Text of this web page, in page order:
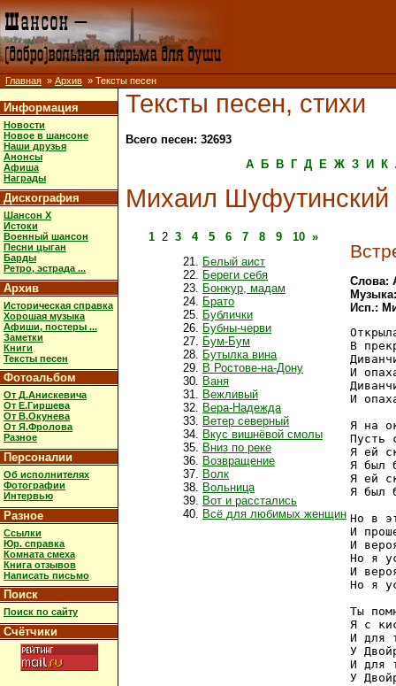
Главная » Архив » Тексты песен
Информация
Новости
Новое в шансоне
Наши друзья
Анонсы
Афиша
Награды
Дискография
Шансон X
Истоки
Военный шансон
Песни цыган
Барды
Ретро, эстрада ...
Архив
Историческая справка
Хорошая музыка
Афиши, постеры ...
Заметки
Книги
Тексты песен
Фотоальбом
От Д.Анискевича
От Е.Гиршева
От В.Окунева
От Я.Фролова
Разное
Персоналии
Об исполнителях
Фотографии
Интервью
Разное
Ссылки
Юр. справка
Комната смеха
Книга отзывов
Написать письмо
Поиск
Поиск по сайту
Счётчики
Тексты песен, стихи
Всего песен: 32693
А
Б В Г Д Е Ж З И К
Михаил Шуфутинский
1 2 3 4 5 6 7 8 9 10 »
Белый аист
Береги себя
Бонжур, мадам
Брато
Бублички
Бубны-черви
Бум-Бум
Бутылка вина
В Ростове-на-Дону
Ваня
Вежливый
Вера-Надежда
Ветер северный
Вкус вишнёвой смолы
Вниз по реке
Возвращение
Волк
Вольница
Вот и расстались
Всё для любимых женщин
Слова:
Исп.:
В
И
И
Я на
Пусть
Я ей
Я был
Я ей
Я был
Но в
И
И
Но я
И
Но я
Ты
Я с
И для
У
И для
У